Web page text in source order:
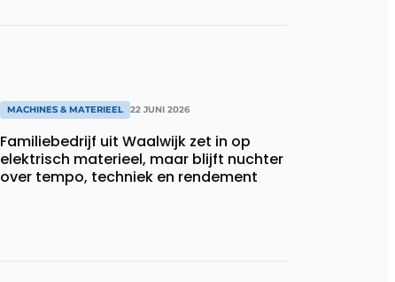
MACHINES & MATERIEEL 22 JUNI 2026
Familiebedrijf uit Waalwijk zet in op
elektrisch materieel, maar blijft nuchter
over tempo, techniek en rendement